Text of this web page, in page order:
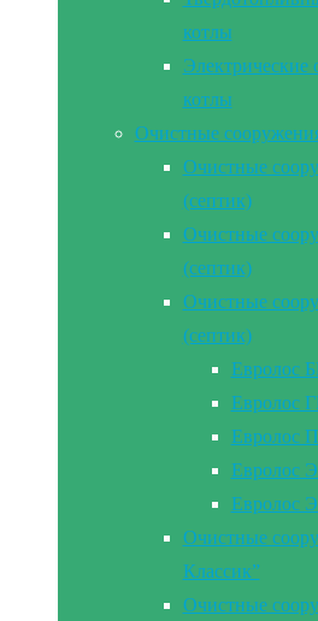
котлы
Электрические
котлы
Очистные
Очистные
(септик)
Очистные
(септик)
Очистные
(септик)
Евролос
Евролос
Евролос
Евролос
Очистные
Классик”
Очистные